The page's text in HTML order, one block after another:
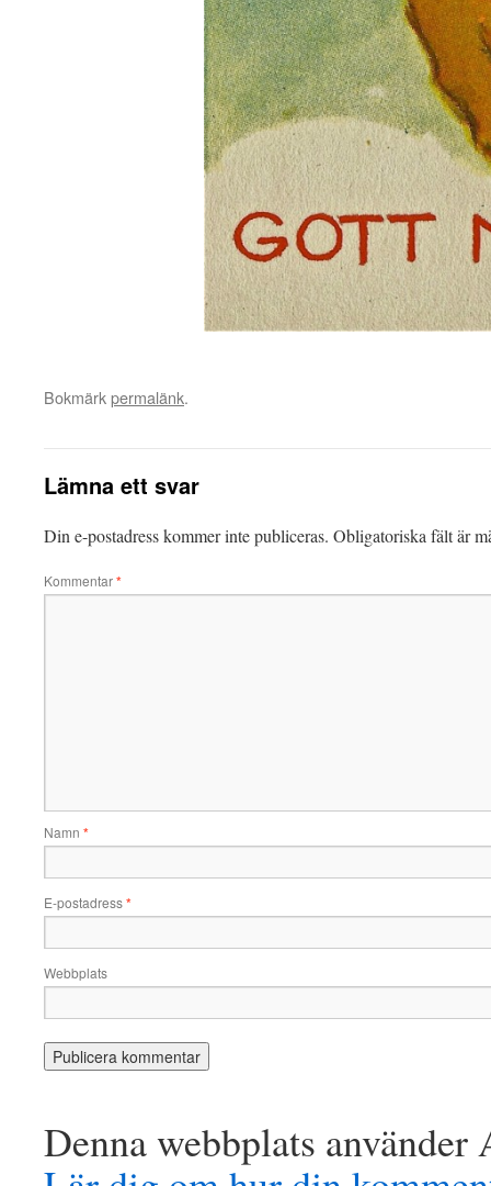
Bokmärkpermalänk.
Lämna ett svar
Din e-postadress kommer inte publiceras. Obligatoriska fält är
Kommentar*
Namn *
E-postadress*
Webbplats
Denna webbplats